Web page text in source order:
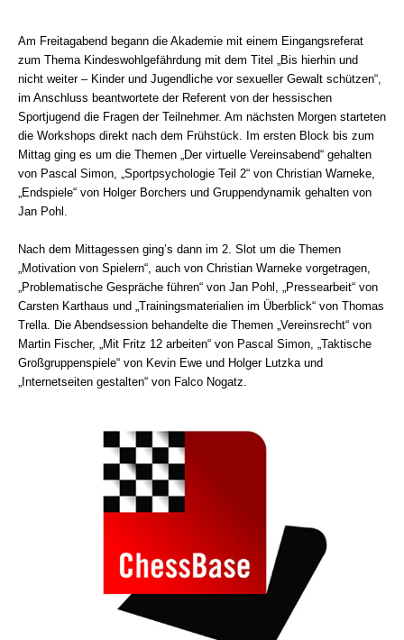
Am Freitagabend begann die Akademie mit einem Eingangsreferat
zum Thema Kindeswohlgefährdung mit dem Titel „Bis hierhin und
nicht weiter – Kinder und Jugendliche vor sexueller Gewalt schützen“,
im Anschluss beantwortete der Referent von der hessischen
Sportjugend die Fragen der Teilnehmer. Am nächsten Morgen starteten
die Workshops direkt nach dem Frühstück. Im ersten Block bis zum
Mittag ging es um die Themen „Der virtuelle Vereinsabend“ gehalten
von Pascal Simon, „Sportpsychologie Teil 2“ von Christian Warneke,
„Endspiele“ von Holger Borchers und Gruppendynamik gehalten von
Jan Pohl.
Nach dem Mittagessen ging’s dann im 2. Slot um die Themen
„Motivation von Spielern“, auch von Christian Warneke vorgetragen,
„Problematische Gespräche führen“ von Jan Pohl, „Pressearbeit“ von
Carsten Karthaus und „Trainingsmaterialien im Überblick“ von Thomas
Trella. Die Abendsession behandelte die Themen „Vereinsrecht“ von
Martin Fischer, „Mit Fritz 12 arbeiten“ von Pascal Simon, „Taktische
Großgruppenspiele“ von Kevin Ewe und Holger Lutzka und
„Internetseiten gestalten“ von Falco Nogatz.